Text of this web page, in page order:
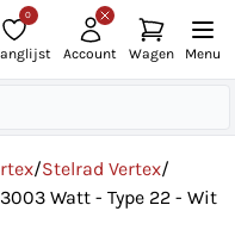
0
Account Wagen Menu
/Stelrad Vertex/
Watt - Type 22 - Wit